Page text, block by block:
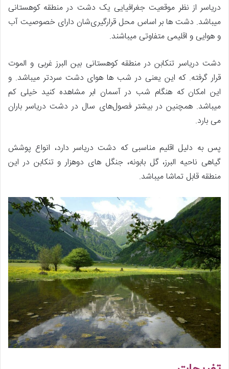
دریاسر از نظر موقعیت جغرافیایی یک دشت در منطقه کوهستانی
میباشد. دشت ها بر اساس محل قرارگیری‌شان دارای خصوصیت آب
و هوایی و اقلیمی متفاوتی میباشند.
دشت دریاسر تنکابن در منطقه کوهستانی بین البرز غربی و الموت
قرار گرفته. که این یعنی در شب ها هوای دشت سردتر میباشد. و
این امکان که هنگام شب در آسمان ابر مشاهده کنید خیلی کم
میباشد. همچنین در بیشتر فصول‌های سال در دشت دریاسر باران
می بارد.
پس به دلیل اقلیم مناسبی که دشت دریاسر دارد، انواع پوشش
گیاهی ناحیه البرز، گل بابونه، جنگل های دوهزار و تنکابن در این
منطقه قابل تماشا میباشد.